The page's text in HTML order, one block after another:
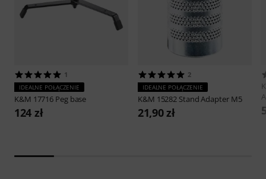
1
IDEALNE POŁĄCZENIE
K&M 17716 Peg base
124 zł
2
IDEALNE POŁĄCZENIE
K&M 15282 Stand Adapter M5
21,90 zł